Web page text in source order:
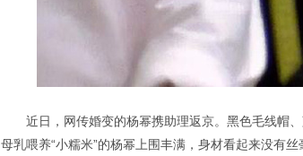
近日，网传婚变的杨幂携助理返京。黑色毛线帽
母乳喂养“小糯米”的杨幂上围丰满，身材看起来没有